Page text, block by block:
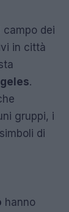
campo dei
in città
.
gruppi, i
di
hanno